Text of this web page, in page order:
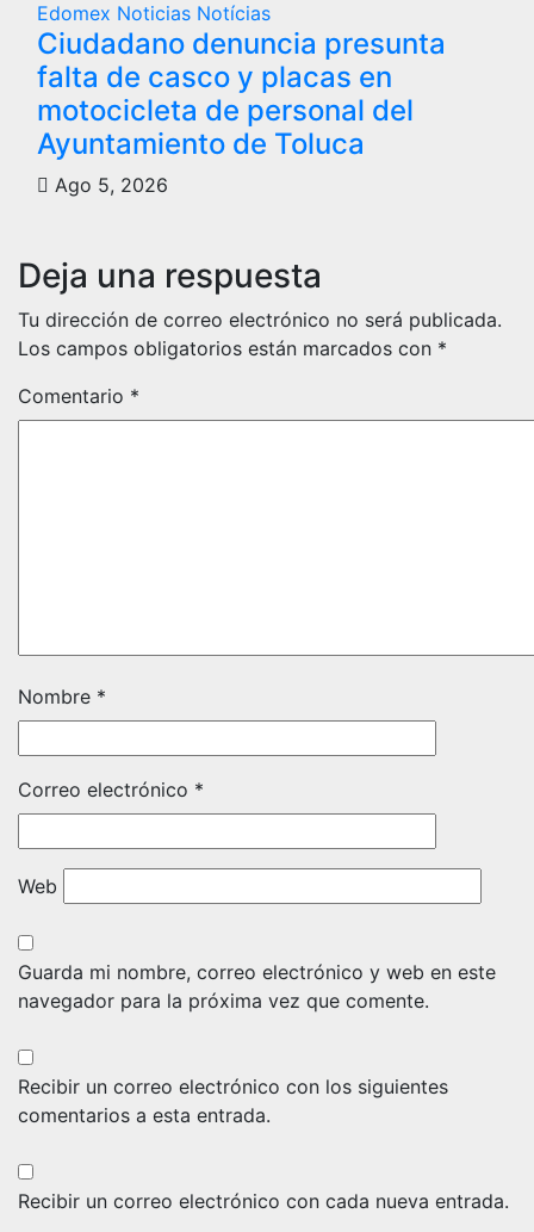
Edomex Noticias Notícias
Ciudadano denuncia presunta
falta de casco y placas en
motocicleta de personal del
Ayuntamiento de Toluca
Ago 5, 2026
Deja una respuesta
Tu dirección de correo electrónico no será publicada.
Los campos obligatorios están marcados con *
Comentario *
Nombre *
Correo electrónico *
Web
Guarda mi nombre, correo electrónico y web en este
navegador para la próxima vez que comente.
Recibir un correo electrónico con los siguientes
comentarios a esta entrada.
Recibir un correo electrónico con cada nueva entrada.